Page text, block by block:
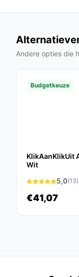
Ja, de
Wat
In
De T
haar
perfect
Andere opties die
Budgetkeuze
KlikAanKlikUit
Wit
5,0(13)
€41,07